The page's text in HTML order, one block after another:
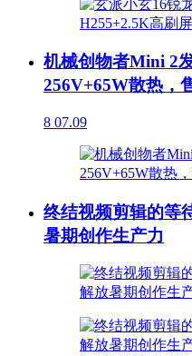
机械创物者Mini 2
256V+65W散热，
8 07.09
终结视频剪辑的等
暑期创作生产力